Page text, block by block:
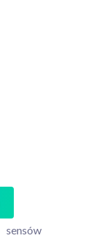
sensów